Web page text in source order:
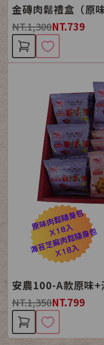
金磚肉鬆禮盒（原
NT.1,300NT.739
安農100-A款原味
NT.1,350NT.799